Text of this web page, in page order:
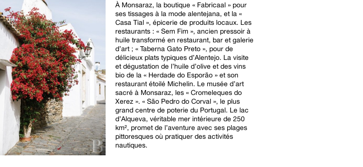
À Monsaraz, la boutique « Fabricaal » pour
ses tissages à la mode alentejana, et la «
Casa Tial », épicerie de produits locaux. Les
restaurants : « Sem Fim », ancien pressoir à
huile transformé en restaurant, bar et galerie
d’art ; « Taberna Gato Preto », pour de
délicieux plats typiques d’Alentejo. La visite
et dégustation de l’huile d’olive et des vins
bio de la « Herdade do Esporão » et son
restaurant étoilé Michelin. Le musée d’art
sacré à Monsaraz, les « Cromeleques do
Xerez ». « São Pedro do Corval », le plus
grand centre de poterie du Portugal. Le lac
d’Alqueva, véritable mer intérieure de 250
km², promet de l’aventure avec ses plages
pittoresques où pratiquer des activités
nautiques.